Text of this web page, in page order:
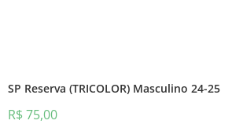
SP Reserva (TRICOLOR) Masculino 24-25
R$ 75,00